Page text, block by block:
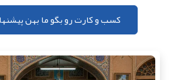
کسب و کارت رو بگو ما بهن